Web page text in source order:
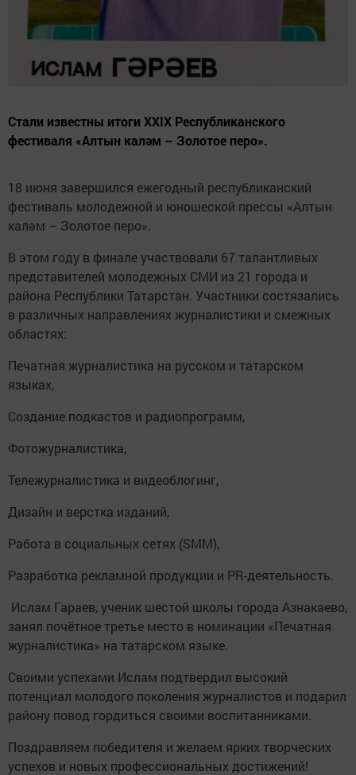
Стали известны итоги XXIX Республиканского
фестиваля «Алтын каләм – Золотое перо».
18 июня завершился ежегодный республиканский
фестиваль молодежной и юношеской прессы «Алтын
каләм – Золотое перо».
В этом году в финале участвовали 67 талантливых
представителей молодежных СМИ из 21 города и
района Республики Татарстан. Участники состязались
в различных направлениях журналистики и смежных
областях:
Печатная журналистика на русском и татарском
языках,
Создание подкастов и радиопрограмм,
Фотожурналистика,
Тележурналистика и видеоблогинг,
Дизайн и верстка изданий,
Работа в социальных сетях (SMM),
Разработка рекламной продукции и PR-деятельность.
Ислам Гараев, ученик шестой школы города Азнакаево,
занял почётное третье место в номинации «Печатная
журналистика» на татарском языке.
Своими успехами Ислам подтвердил высокий
потенциал молодого поколения журналистов и подарил
району повод гордиться своими воспитанниками.
Поздравляем победителя и желаем ярких творческих
успехов и новых профессиональных достижений!